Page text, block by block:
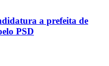
a prefeita de
PSD